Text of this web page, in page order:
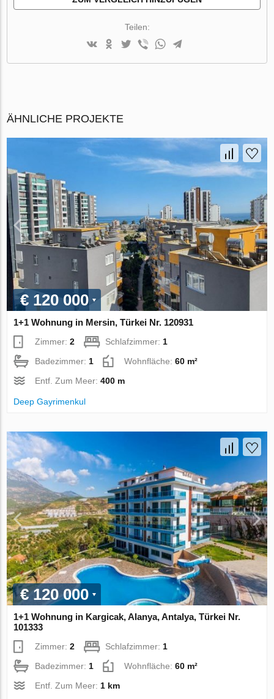
Teilen:
ÄHNLICHE PROJEKTE
€ 120 000
1+1 Wohnung in Mersin, Türkei Nr. 120931
Zimmer:2 Schlafzimmer:1
Badezimmer:1 Wohnfläche:60 m²
Entf. Zum Meer:400 m
Deep Gayrimenkul
€ 120 000
1+1 Wohnung in Kargicak, Alanya, Antalya, Türkei Nr.
101333
Zimmer:2 Schlafzimmer: 1
Badezimmer: 1 Wohnfläche:60 m²
Entf. Zum Meer: 1 km